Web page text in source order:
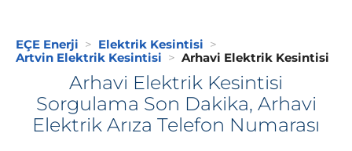
EÇE Enerji
Elektrik Kesintisi
Artvin Elektrik Kesintisi
Arhavi Elektrik Kesintisi
Arhavi Elektrik Kesintisi
Sorgulama Son Dakika, Arhavi
Elektrik Arıza Telefon Numarası